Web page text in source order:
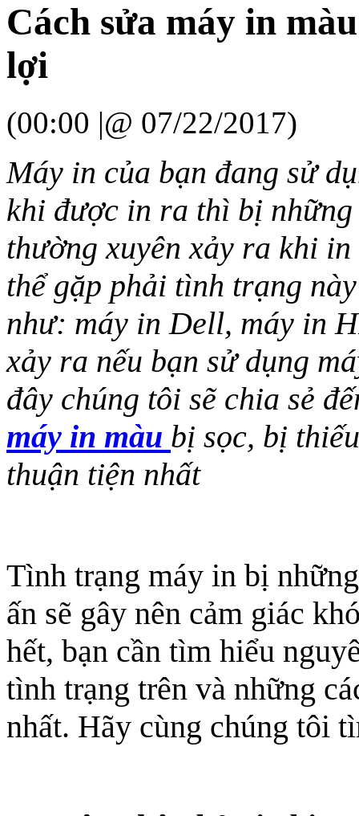
Cách sửa máy in
lợi
(00:00 |@ 07/22/2017)
Máy in của bạn đang sử
khi được in ra thì bị
thường xuyên xảy ra khi
thể gặp phải tình trạng
như: máy in Dell, máy in
xảy ra nếu bạn sử dụng
đây chúng tôi sẽ chia sẻ
máy in màu bị sọc, bị
thuận tiện nhất
Tình trạng máy in bị
ấn sẽ gây nên cảm giác
hết, bạn cần tìm hiểu
tình trạng trên và những
nhất. Hãy cùng chúng tôi